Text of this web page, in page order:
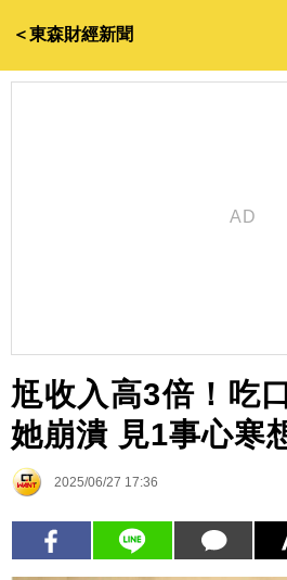
＜東森財經新聞
尪收入高3倍！吃
她崩潰 見1事心寒
2025/06/27 17:36